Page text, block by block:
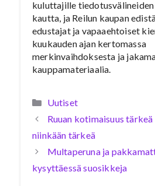
kuluttajille
kautta, ja Reilun kaupan
edustajat ja vapaaehtoiset
kuukauden ajan kertomassa
merkinvaihdoksesta ja
kauppamateriaalia.
Kategoriat
Uutiset
Ruuan kotimaisuus tärkeä
niinkään tärkeä
Multaperuna ja
kysyttäessä suosikkeja